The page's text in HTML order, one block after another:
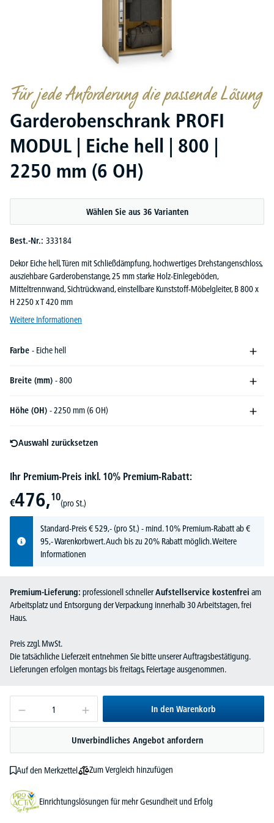
Für jede Anforderung die passende Lösung
Garderobenschrank PROFI
MODUL | Eiche hell | 800 |
2250 mm (6 OH)
Wählen Sie aus 36 Varianten
Best.-Nr.: 333184
Dekor Eiche hell, Türen mit Schließdämpfung, hochwertiges Drehstangenschloss,
ausziehbare Garderobenstange, 25 mm starke Holz-Einlegeböden,
Mitteltrennwand, Sichtrückwand, einstellbare Kunststoff-Möbelgleiter, B 800 x
H 2250 x T 420 mm
Weitere Informationen
Farbe - Eiche hell
Breite (mm) - 800
Höhe (OH) - 2250 mm (6 OH)
Auswahl zurücksetzen
Ihr Premium-Preis inkl. 10% Premium-Rabatt:
€476,10
(pro St.)
Standard-Preis€ 529,-(pro St.) - mind. 10% Premium-Rabatt ab €
95,- Warenkorbwert. Auch bis zu 20% Rabatt möglich.Weitere
Informationen
Premium-Lieferung: professionell schnellerAufstellservice kostenfrei am
Arbeitsplatz und Entsorgung der Verpackung innerhalb 30 Arbeitstagen, frei
Haus.
Preis zzgl. MwSt.
Die tatsächliche Lieferzeit entnehmen Sie bitte unserer Auftragsbestätigung.
Lieferungen erfolgen montags bis freitags, Feiertage ausgenommen.
In den Warenkorb
Unverbindliches Angebot anfordern
Auf den Merkzettel Zum Vergleich hinzufügen
Einrichtungslösungen für mehr Gesundheit und Erfolg